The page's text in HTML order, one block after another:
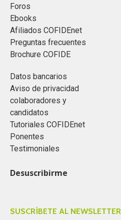
Foros
Ebooks
Afiliados COFIDEnet
Preguntas frecuentes
Brochure COFIDE
Datos bancarios
Aviso de privacidad
colaboradores y
candidatos
Tutoriales COFIDEnet
Ponentes
Testimoniales
Desuscribirme
SUSCRÍBETE AL NEWSLETTER